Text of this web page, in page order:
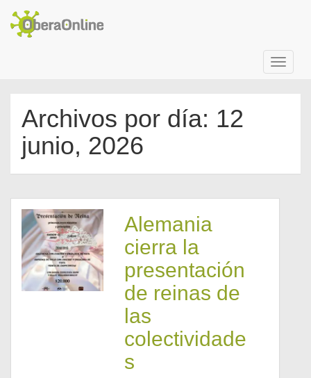
Archivos por día: 12
junio, 2026
Alemania
cierra la
presentación
de reinas de
las
colectividade
s